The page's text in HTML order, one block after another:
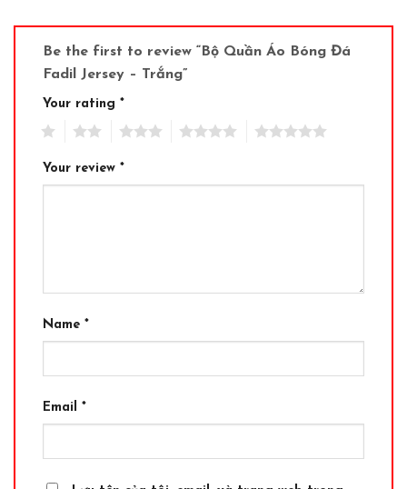
Be the first to review “Bộ Quần Áo Bóng Đá
Fadil Jersey – Trắng”
Your rating *
Your review *
Name *
Email *